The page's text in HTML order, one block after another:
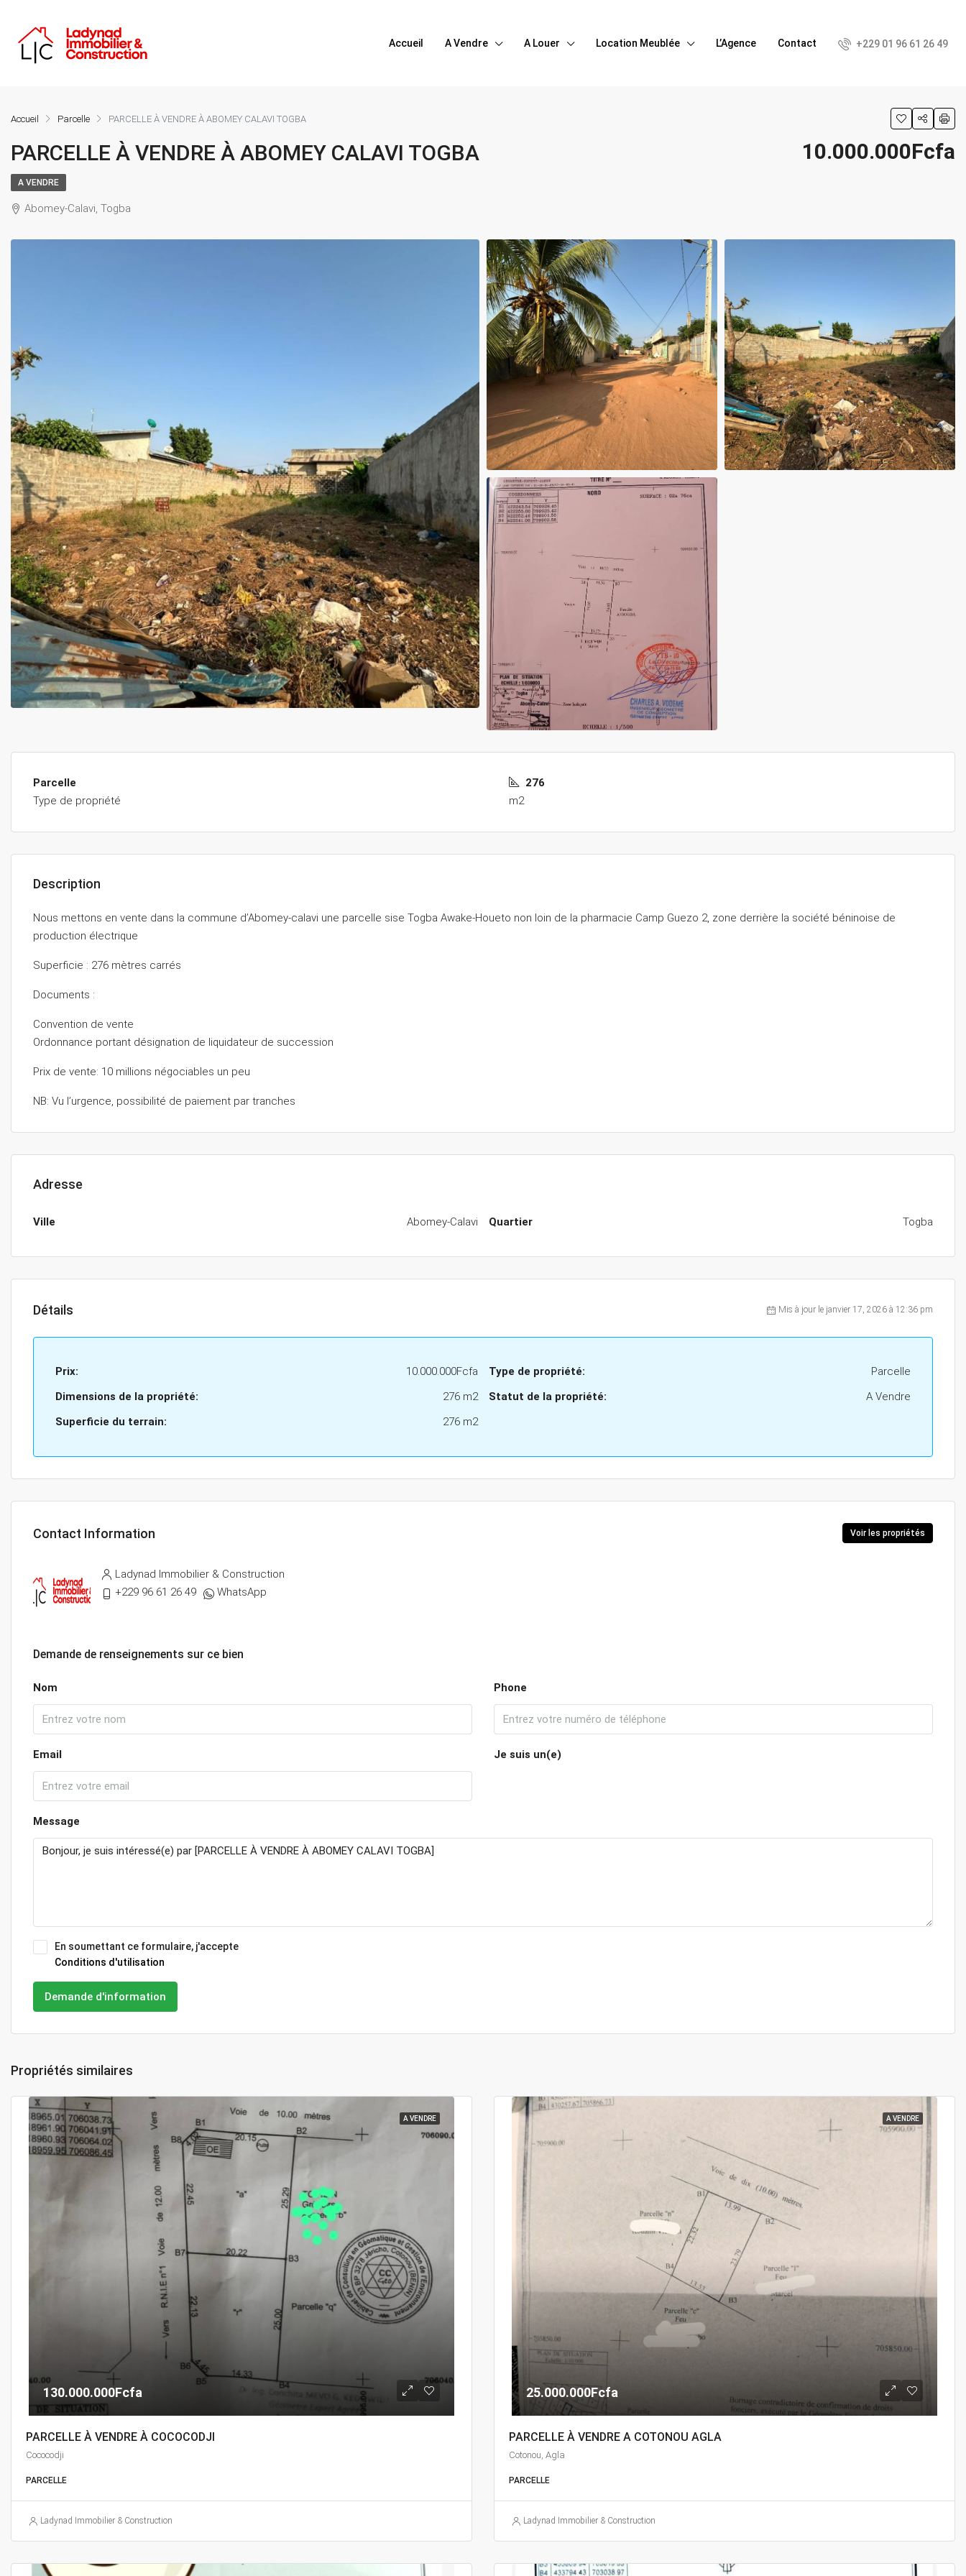
Accueil A Vendre A Louer Location Meublée L’Agence Contact +229 01 96 61 26 49
Accueil Parcelle PARCELLE À VENDRE À ABOMEY CALAVI TOGBA
PARCELLE À VENDRE À ABOMEY CALAVI TOGBA 10.000.000Fcfa
A VENDRE
Abomey-Calavi, Togba
Parcelle
Type de propriété
276
m2
Description
Nous mettons en vente dans la commune d’Abomey-calavi une parcelle sise Togba Awake-Houeto non loin de la pharmacie Camp Guezo 2, zone derrière la société béninoise de
production électrique
Superficie : 276 mètres carrés
Documents :
Convention de vente
Ordonnance portant désignation de liquidateur de succession
Prix de vente: 10 millions négociables un peu
NB: Vu l’urgence, possibilité de paiement par tranches
Adresse
Ville Abomey-Calavi Quartier Togba
Détails Mis à jour le janvier 17, 2026 à 12:36 pm
Prix:
10.000.000Fcfa
Dimensions de la propriété:
276 m2
Superficie du terrain:
276 m2
Type de propriété:
Parcelle
Statut de la propriété:
A Vendre
Contact Information Voir les propriétés
Ladynad Immobilier & Construction
+229 96 61 26 49
WhatsApp
Demande de renseignements sur ce bien
Nom Phone
Email Je suis un(e)
Message
En soumettant ce formulaire, j'accepte
Conditions d'utilisation
Demande d'information
Propriétés similaires
A VENDRE
130.000.000Fcfa
PARCELLE À VENDRE À COCOCODJI
Cococodji
PARCELLE
Ladynad Immobilier & Construction
A VENDRE
25.000.000Fcfa
PARCELLE À VENDRE A COTONOU AGLA
Cotonou, Agla
PARCELLE
Ladynad Immobilier & Construction